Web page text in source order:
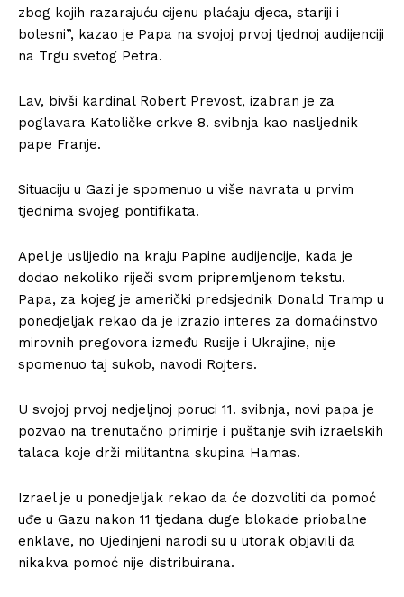
zbog kojih razarajuću cijenu plaćaju djeca, stariji i
bolesni”, kazao je Papa na svojoj prvoj tjednoj audijenciji
na Trgu svetog Petra.
Lav, bivši kardinal Robert Prevost, izabran je za
poglavara Katoličke crkve 8. svibnja kao nasljednik
pape Franje.
Situaciju u Gazi je spomenuo u više navrata u prvim
tjednima svojeg pontifikata.
Apel je uslijedio na kraju Papine audijencije, kada je
dodao nekoliko riječi svom pripremljenom tekstu.
Papa, za kojeg je američki predsjednik Donald Tramp u
ponedjeljak rekao da je izrazio interes za domaćinstvo
mirovnih pregovora između Rusije i Ukrajine, nije
spomenuo taj sukob, navodi Rojters.
U svojoj prvoj nedjeljnoj poruci 11. svibnja, novi papa je
pozvao na trenutačno primirje i puštanje svih izraelskih
talaca koje drži militantna skupina Hamas.
Izrael je u ponedjeljak rekao da će dozvoliti da pomoć
uđe u Gazu nakon 11 tjedana duge blokade priobalne
enklave, no Ujedinjeni narodi su u utorak objavili da
nikakva pomoć nije distribuirana.